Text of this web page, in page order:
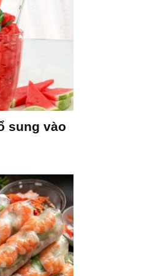
sung vào